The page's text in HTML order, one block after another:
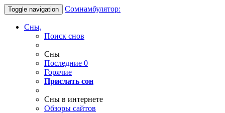
Toggle navigation Сомнамбулятор:
Сны,
Поиск снов
Сны
Последние 0
Горячие
Прислать сон
Сны в интернете
Обзоры сайтов